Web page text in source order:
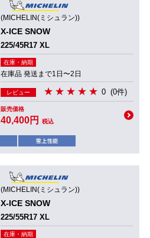
(MICHELIN(ミシュラン))
X-ICE SNOW
225/45R17 XL
在庫・納期
在庫品 発送まで1日〜2日
レビュー 0 (0件)
販売価格
40,400円 税込
(MICHELIN(ミシュラン))
X-ICE SNOW
225/55R17 XL
在庫・納期